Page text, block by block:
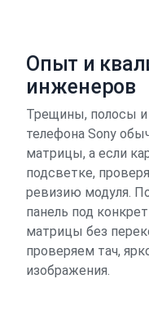
Опыт и
инженеров
Трещины, полосы и
телефона Sony
матрицы, а если
подсветке,
ревизию модуля.
панель под
матрицы без
проверяем тач,
изображения.